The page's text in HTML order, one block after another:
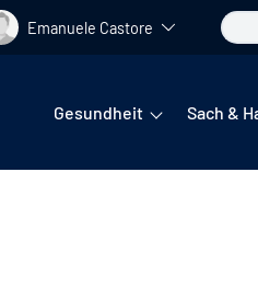
Emanuele Castore
Hier befindet sich das
Gesundheit Sach &